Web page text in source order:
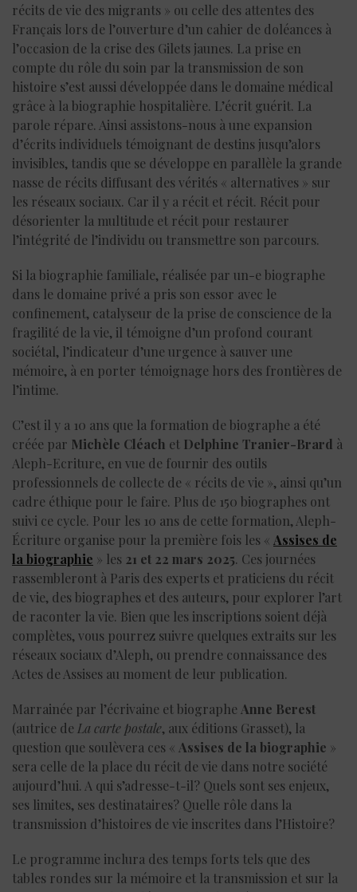
récits de vie des migrants » ou celle des attentes des
Français lors de l’ouverture d’un cahier de doléances à
l’occasion de la crise des Gilets jaunes. La prise en
compte du rôle du soin par la transmission de son
histoire s’est aussi développée dans le domaine médical
grâce à la biographie hospitalière. L’écrit guérit. La
parole répare. Ainsi assistons-nous à une expansion
d’écrits individuels témoignant de destins jusqu’alors
invisibles, tandis que se développe en parallèle la grande
nasse de récits diffusant des vérités « alternatives » sur
les réseaux sociaux. Car il y a récit et récit. Récit pour
désorienter la multitude et récit pour restaurer
l’intégrité de l’individu ou transmettre son parcours.
Si la biographie familiale, réalisée par un-e biographe
dans le domaine privé a pris son essor avec le
confinement, catalyseur de la prise de conscience de la
fragilité de la vie, il témoigne d’un profond courant
sociétal, l’indicateur d’une urgence à sauver une
mémoire, à en porter témoignage hors des frontières de
l’intime.
C’est il y a 10 ans que la formation de biographe a été
créée par Michèle Cléach et Delphine Tranier-Brard à
Aleph-Ecriture, en vue de fournir des outils
professionnels de collecte de « récits de vie », ainsi qu’un
cadre éthique pour le faire. Plus de 150 biographes ont
suivi ce cycle. Pour les 10 ans de cette formation, Aleph-
Écriture organise pour la première fois les « Assises de
la biographie » les 21 et 22 mars 2025. Ces journées
rassembleront à Paris des experts et praticiens du récit
de vie, des biographes et des auteurs, pour explorer l’art
de raconter la vie. Bien que les inscriptions soient déjà
complètes, vous pourrez suivre quelques extraits sur les
réseaux sociaux d’Aleph, ou prendre connaissance des
Actes de Assises au moment de leur publication.
Marrainée par l’écrivaine et biographe Anne Berest
(autrice de La carte postale, aux éditions Grasset), la
question que soulèvera ces « Assises de la biographie »
sera celle de la place du récit de vie dans notre société
aujourd’hui. A qui s’adresse-t-il? Quels sont ses enjeux,
ses limites, ses destinataires? Quelle rôle dans la
transmission d’histoires de vie inscrites dans l’Histoire?
Le programme inclura des temps forts tels que des
tables rondes sur la mémoire et la transmission et sur la